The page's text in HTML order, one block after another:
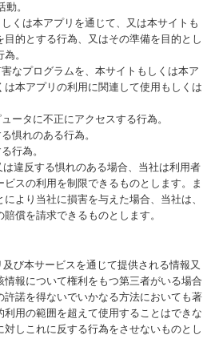
。
くは本アプリを通じて、又は本サイトも
的とする行為、又はその準備を目的とし
。
なプログラムを、本サイトもしくは本ア
本アプリの利用に関連して使用もしくは
ータに不正にアクセスする行為。
惧れのある行為。
行為。
違反する惧れのある場合、当社は利用者
スの利用を制限できるものとします。ま
より当社に損害を与えた場合、当社は、
償を請求できるものとします。
び本サービスを通じて提供される情報又
報について権利をもつ第三者がいる場合
諾を得ないでいかなる方法においても著
用の範囲を超えて使用することはできな
しこれに反する行為をさせないものとし